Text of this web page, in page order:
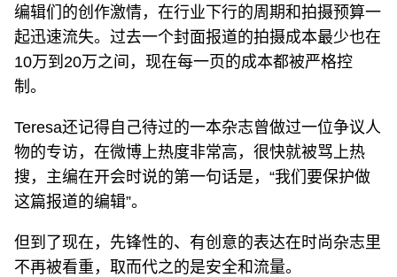
编辑们的创作激情，在行业下行的周期和拍摄预算一
起迅速流失。过去一个封面报道的拍摄成本最少也在
10万到20万之间，现在每一页的成本都被严格控
制。
Teresa还记得自己待过的一本杂志曾做过一位争议人
物的专访，在微博上热度非常高，很快就被骂上热
搜，主编在开会时说的第一句话是，“我们要保护做
这篇报道的编辑”。
但到了现在，先锋性的、有创意的表达在时尚杂志里
不再被看重，取而代之的是安全和流量。